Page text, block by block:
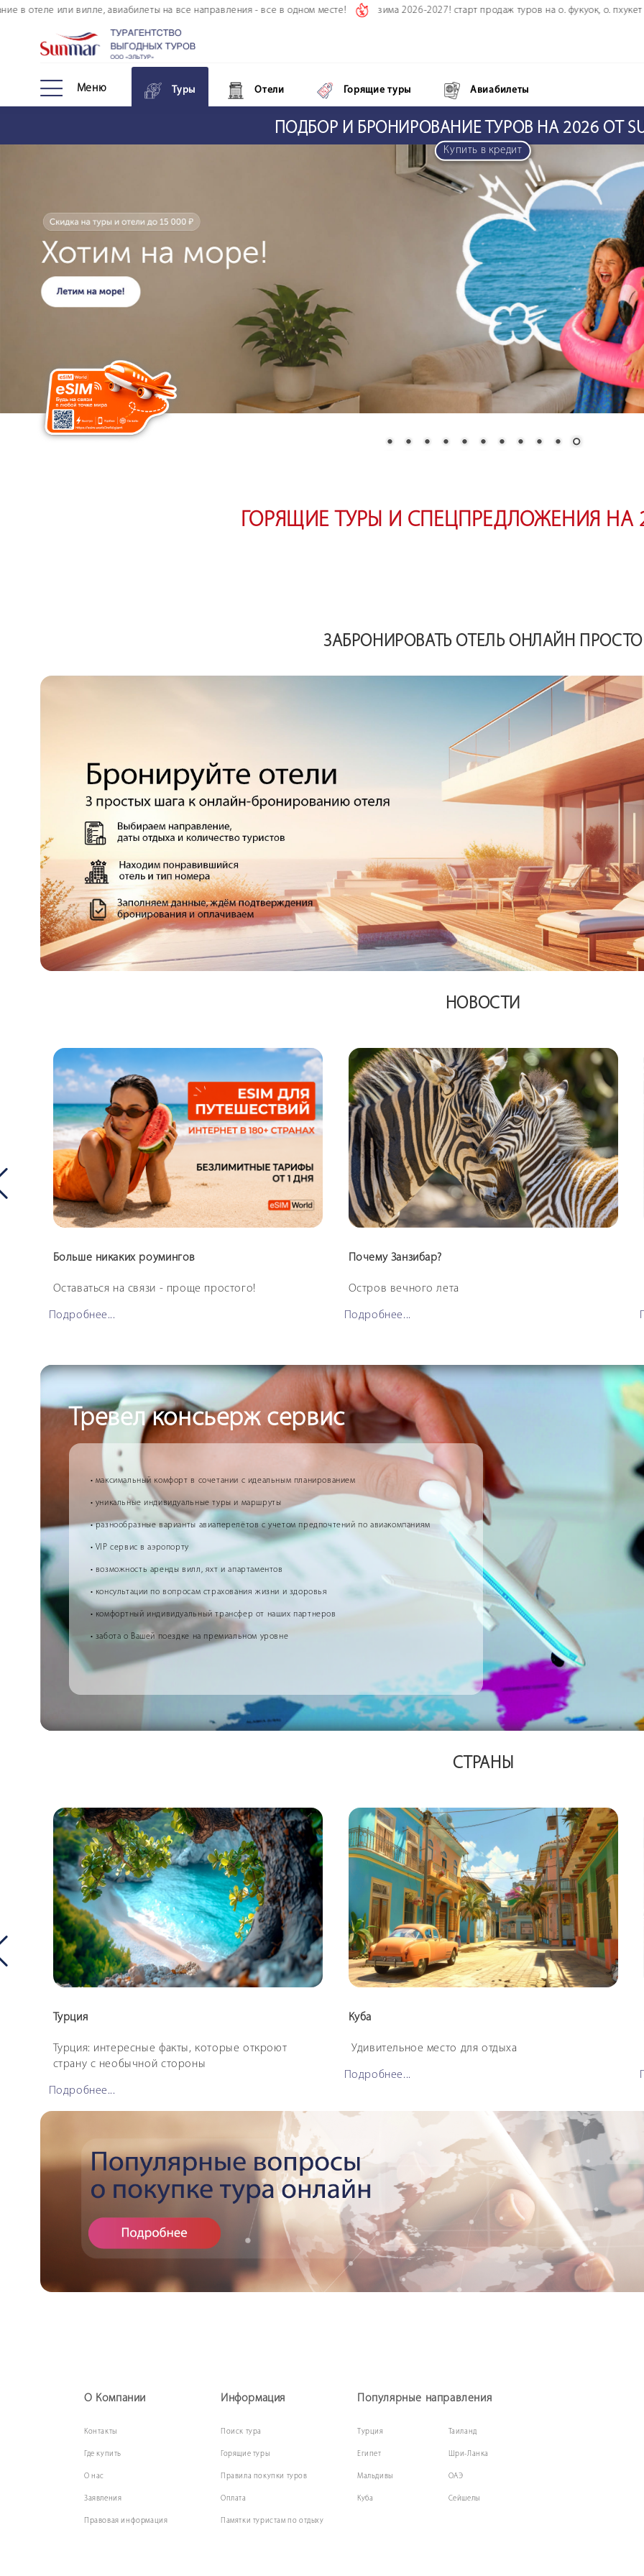
вилле, авиабилеты на все направления - все в одном месте! зима 2026-2027! старт продаж туров на о. фукуок, о. пхукет и паттайя!
Меню
Онлайн оплата
Морские круизы
Личный кабинет туриста
Дополнительные услуги
FAQ по покупке тура онлайн
Туры Отели Горящие туры Авиабилеты
Купить в кредит
ПОДБОР И БРОНИРОВАНИЕ ТУРОВ НА 2026 ОТ
ГОРЯЩИЕ ТУРЫ И СПЕЦПРЕДЛОЖЕНИЯ НА
ЗАБРОНИРОВАТЬ ОТЕЛЬ ОНЛАЙН ПРОСТО
НОВОСТИ
Больше никаких роумингов
Оставаться на связи - проще простого!
Подробнее...
Почему Занзибар?
Остров вечного лета
Подробнее...
Тревел консьерж сервис
• максимальный комфорт в сочетании с идеальным планированием
• уникальные индивидуальные туры и маршруты
• разнообразные варианты авиаперелётов с учетом предпочтений по авиакомпаниям
• VIP сервис в аэропорту
• возможность аренды вилл, яхт и апартаментов
• консультации по вопросам страхования жизни и здоровья
• комфортный индивидуальный трансфер от наших партнеров
• забота о Вашей поездке на премиальном уровне
СТРАНЫ
Турция
Турция: интересные факты, которые откроют
страну с необычной стороны
Подробнее...
Куба
Удивительное место для отдыха
Подробнее...
О Компании Информация Популярные направления
Контакты
Где купить
О нас
Заявления
Правовая информация
Поиск тура
Горящие туры
Правила покупки туров
Оплата
Памятки туристам по отдыху
Турция
Египет
Мальдивы
Куба
Таиланд
Шри-Ланка
ОАЭ
Сейшелы